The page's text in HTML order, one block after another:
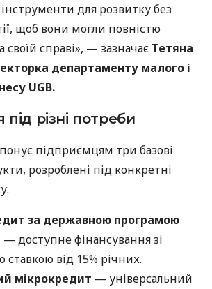
для розвитку без
щоб вони могли повністю
своїй справі», — зазначає Тетяна
департаменту малого і
UGB.
різні потреби
підприємцям три базові
розроблені під конкретні
за державною програмою
— доступне фінансування зі
від 15% річних.
мікрокредит — універсальний